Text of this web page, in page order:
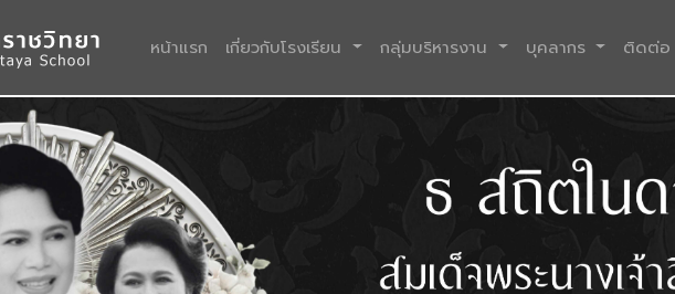
หน้าแรก (current)
เกี่ยวกับโรงเรียน กลุ่มบริหารงาน บุคลากร ติดต่อ